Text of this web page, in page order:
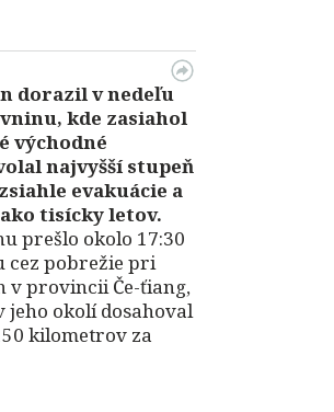
dorazil v nedeľu
kde zasiahol
východné
najvyšší stupeň
evakuácie a
tisícky letov.
prešlo okolo 17:30
cez pobrežie pri
v provincii Če-ťiang,
okolí dosahoval
kilometrov za